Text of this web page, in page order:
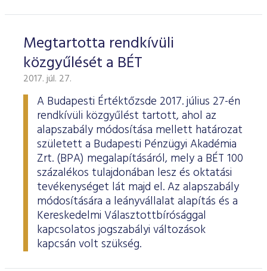
Megtartotta rendkívüli
közgyűlését a BÉT
2017. júl. 27.
A Budapesti Értéktőzsde 2017. július 27-én
rendkívüli közgyűlést tartott, ahol az
alapszabály módosítása mellett határozat
született a Budapesti Pénzügyi Akadémia
Zrt. (BPA) megalapításáról, mely a BÉT 100
százalékos tulajdonában lesz és oktatási
tevékenységet lát majd el. Az alapszabály
módosítására a leányvállalat alapítás és a
Kereskedelmi Választottbírósággal
kapcsolatos jogszabályi változások
kapcsán volt szükség.